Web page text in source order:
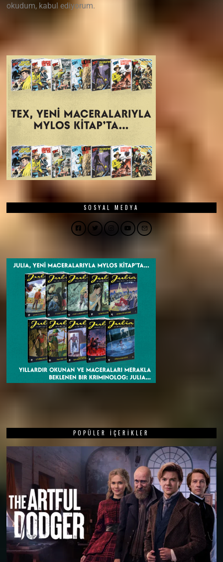
okudum, kabul ediyorum.
SOSYAL MEDYA
FacebookTwitterInstagram
YouTubeEmail
POPÜLER İÇERIKLER